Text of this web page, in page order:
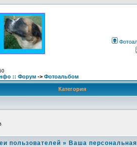
:: Форум -> Фотоальбом
Категория
пользователей » Ваша